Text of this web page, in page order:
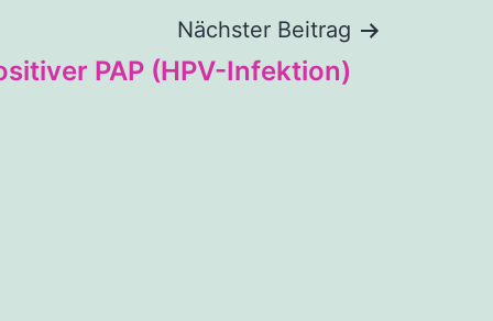
Nächster Beitrag
PAP (HPV-Infektion)